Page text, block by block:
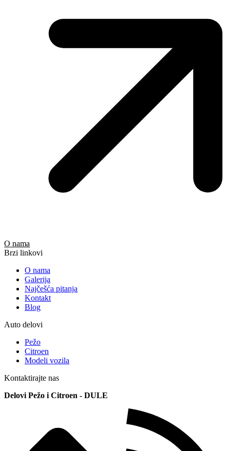
O nama
Brzi linkovi
O nama
Galerija
Najčešća pitanja
Kontakt
Blog
Auto delovi
Pežo
Citroen
Modeli vozila
Kontaktirajte nas
Delovi Pežo i Citroen - DULE